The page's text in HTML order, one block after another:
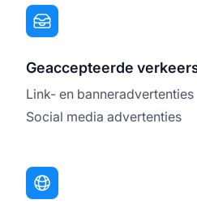
Geaccepteerde
Link- en banneradvertenties
Social media advertenties